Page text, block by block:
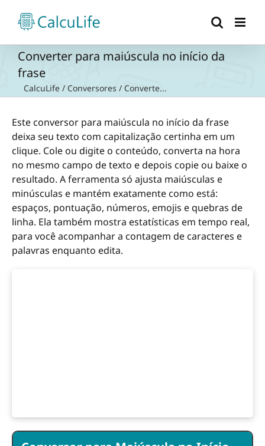
para
conteúdo
Converter para maiúscula no início da
frase
CalcuLife / Conversores / Converte...
Este conversor para maiúscula no início da frase
deixa seu texto com capitalização certinha em um
clique. Cole ou digite o conteúdo, converta na hora
no mesmo campo de texto e depois copie ou baixe o
resultado. A ferramenta só ajusta maiúsculas e
minúsculas e mantém exatamente como está:
espaços, pontuação, números, emojis e quebras de
linha. Ela também mostra estatísticas em tempo real,
para você acompanhar a contagem de caracteres e
palavras enquanto edita.